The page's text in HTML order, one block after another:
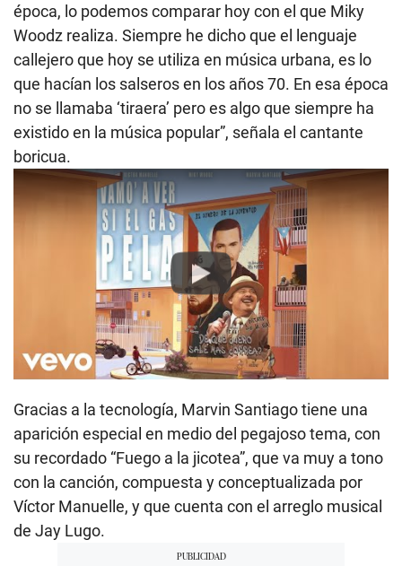
época, lo podemos comparar hoy con el que Miky
Woodz realiza. Siempre he dicho que el lenguaje
callejero que hoy se utiliza en música urbana, es lo
que hacían los salseros en los años 70. En esa época
no se llamaba ‘tiraera’ pero es algo que siempre ha
existido en la música popular”, señala el cantante
boricua.
Play
Gracias a la tecnología, Marvin Santiago tiene una
aparición especial en medio del pegajoso tema, con
su recordado “Fuego a la jicotea”, que va muy a tono
con la canción, compuesta y conceptualizada por
Víctor Manuelle, y que cuenta con el arreglo musical
de Jay Lugo.